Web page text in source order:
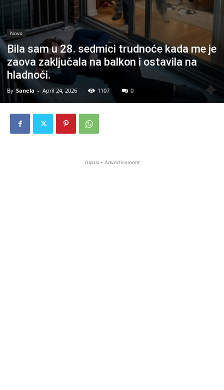
Novo
Bila sam u 28. sedmici trudnoće kada me je
zaova zaključala na balkon i ostavila na
hladnoći.
By Sanela - April 24, 2026 1107 0
Oglasi - Advertisement